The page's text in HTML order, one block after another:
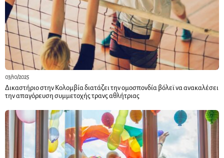
03/10/2025
Δικαστήριο στην Κολομβία διατάζει την ομοσπονδία βόλεϊ να ανακαλέσει
την απαγόρευση συμμετοχής τρανς αθλήτριας